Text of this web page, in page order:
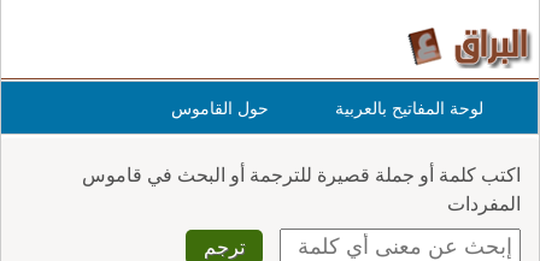
لوحة المفاتيح بالعربية حول القاموس
اكتب كلمة أو جملة قصيرة للترجمة أو البحث في قاموس
المفردات